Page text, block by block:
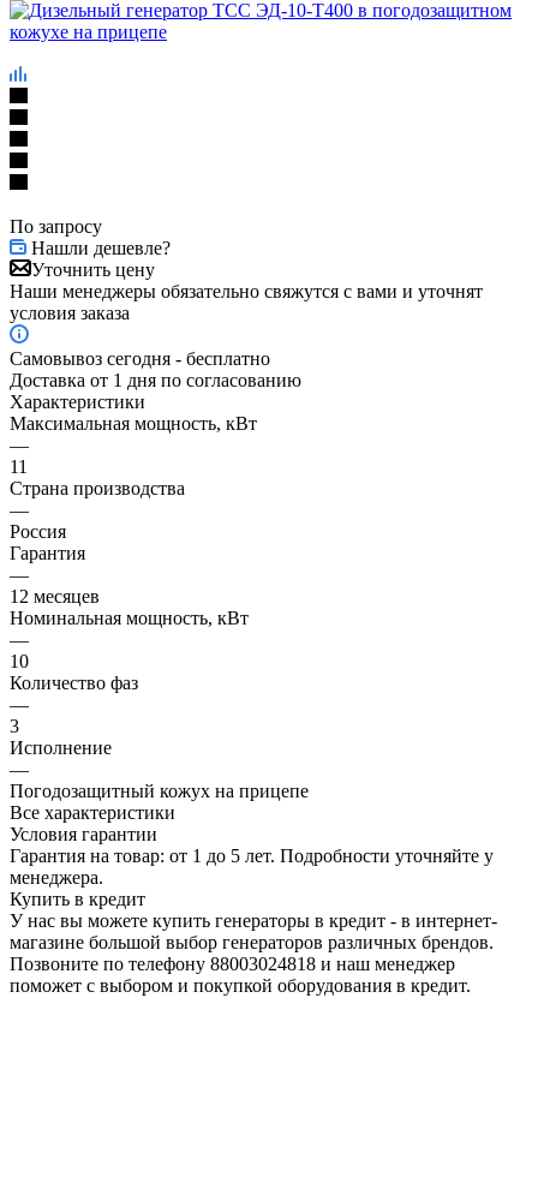
По запросу
Нашли дешевле?
Уточнить цену
Наши менеджеры обязательно свяжутся с вами и уточнят
условия заказа
Самовывоз сегодня - бесплатно
Доставка от 1 дня по согласованию
Характеристики
Максимальная мощность, кВт
—
11
Страна производства
—
Россия
Гарантия
—
12 месяцев
Номинальная мощность, кВт
—
10
Количество фаз
—
3
Исполнение
—
Погодозащитный кожух на прицепе
Все характеристики
Условия гарантии
Гарантия на товар: от 1 до 5 лет. Подробности уточняйте у
менеджера.
Купить в кредит
У нас вы можете купить генераторы в кредит - в интернет-
магазине большой выбор генераторов различных брендов.
Позвоните по телефону 88003024818 и наш менеджер
поможет с выбором и покупкой оборудования в кредит.